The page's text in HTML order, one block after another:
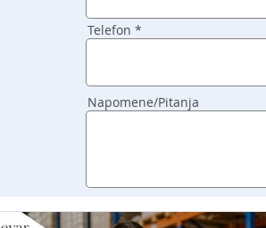
Telefon
Napomene/Pitanja